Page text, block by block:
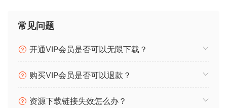
想到过的方式例行挽救音轨和增强音频效果，尽情享受满足
当今的音频制作平台需要在波形和频谱领域同时工作。工程师
和工作流程的灵活性。得益于先进的 ARA 2 技术，
常见问题
开通VIP会员是否可以无限下载？
购买VIP会员是否可以退款？
资源下载链接失效怎么办？